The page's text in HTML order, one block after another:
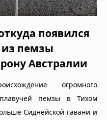
появился
из пемзы
Австралии
огромного
пемзы в Тихом
Сиднейской гавани и